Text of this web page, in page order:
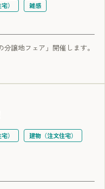
） 雑感
譲地フェア」開催します。
）
建物（注文住宅）